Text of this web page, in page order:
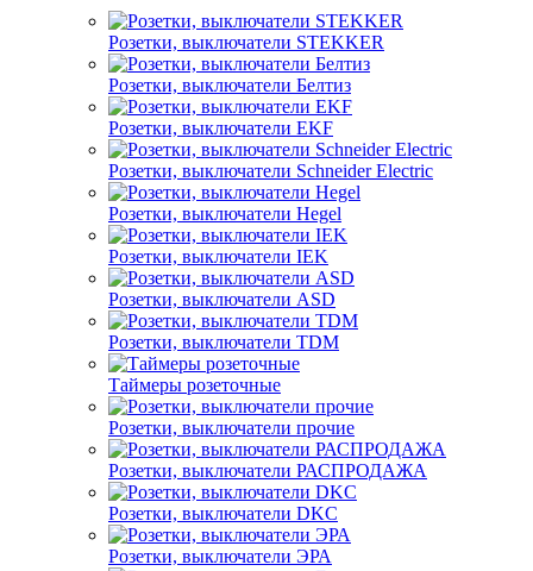
Розетки, выключатели STEKKER
Розетки, выключатели Белтиз
Розетки, выключатели EKF
Розетки, выключатели Schneider Electric
Розетки, выключатели Hegel
Розетки, выключатели IEK
Розетки, выключатели ASD
Розетки, выключатели TDM
Таймеры розеточные
Розетки, выключатели прочие
Розетки, выключатели РАСПРОДАЖА
Розетки, выключатели DKC
Розетки, выключатели ЭРА